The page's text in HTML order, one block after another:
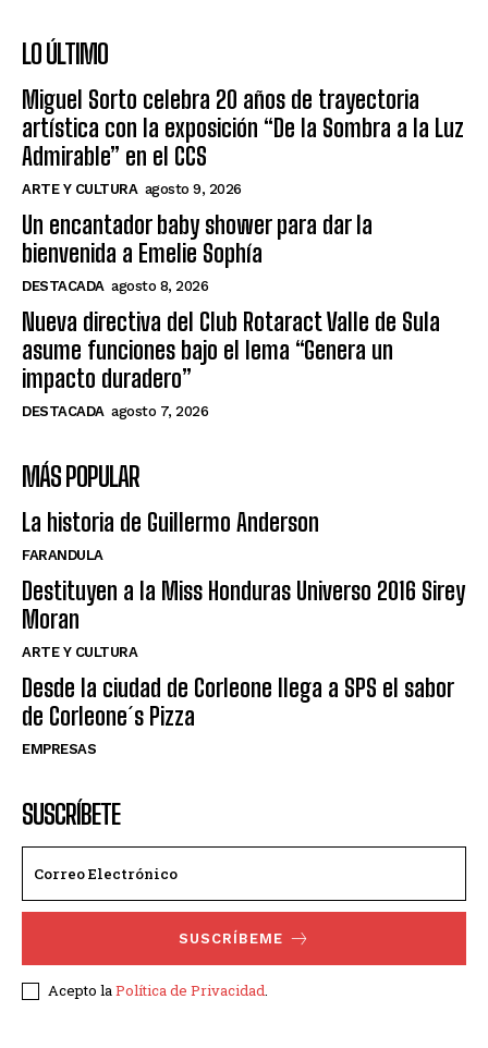
LO ÚLTIMO
Miguel Sorto celebra 20 años de trayectoria
artística con la exposición “De la Sombra a la Luz
Admirable” en el CCS
ARTE Y CULTURA agosto 9, 2026
Un encantador baby shower para dar la
bienvenida a Emelie Sophía
DESTACADA agosto 8, 2026
Nueva directiva del Club Rotaract Valle de Sula
asume funciones bajo el lema “Genera un
impacto duradero”
DESTACADA agosto 7, 2026
MÁS POPULAR
La historia de Guillermo Anderson
FARANDULA
Destituyen a la Miss Honduras Universo 2016 Sirey
Moran
ARTE Y CULTURA
Desde la ciudad de Corleone llega a SPS el sabor
de Corleone´s Pizza
EMPRESAS
SUSCRÍBETE
SUSCRÍBEME
Acepto laPolítica de Privacidad.